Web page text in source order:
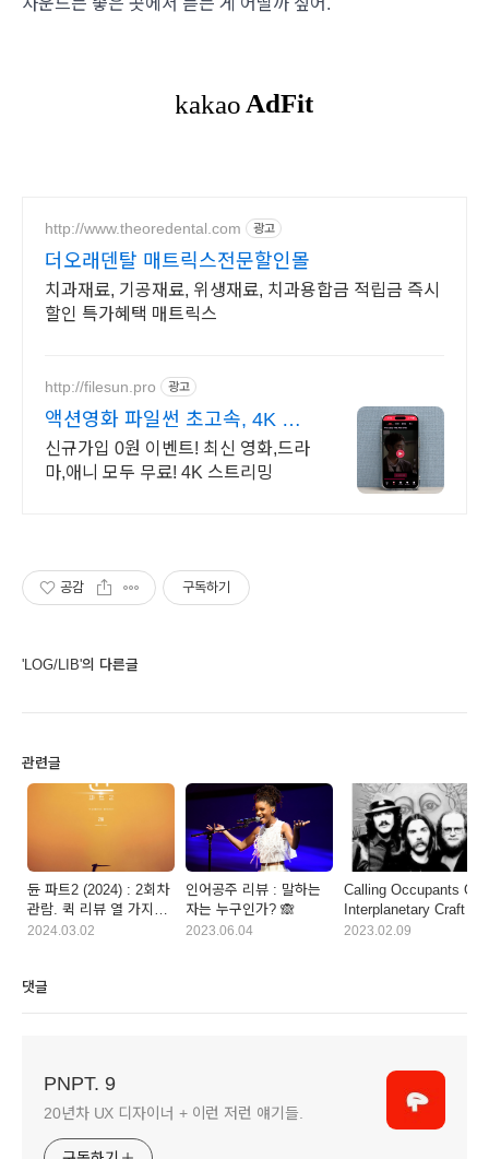
사운드는 좋은 곳에서 듣는 게 어떨까 싶어.
http://www.theoredental.com 광고
더오래덴탈 매트릭스전문할인몰
치과재료, 기공재료, 위생재료, 치과용합금 적립금 즉시
할인 특가혜택 매트릭스
http://filesun.pro 광고
액션영화 파일썬 초고속, 4K 실
시간 보기!
신규가입 0원 이벤트! 최신 영화,드라
마,애니 모두 무료! 4K 스트리밍
공감 구독하기
'LOG/LIB'의 다른글
관련글
듄 파트2 (2024) : 2회차
관람. 퀵 리뷰 열 가지
(노 스포)
2024.03.02
인어공주 리뷰 : 말하는
자는 누구인가? 🙈
2023.06.04
Calling Occupants Of
Interplanetary Craft -
Klaatu
2023.02.09
댓글
PNPT. 9
20년차 UX 디자이너 + 이런 저런 얘기들.